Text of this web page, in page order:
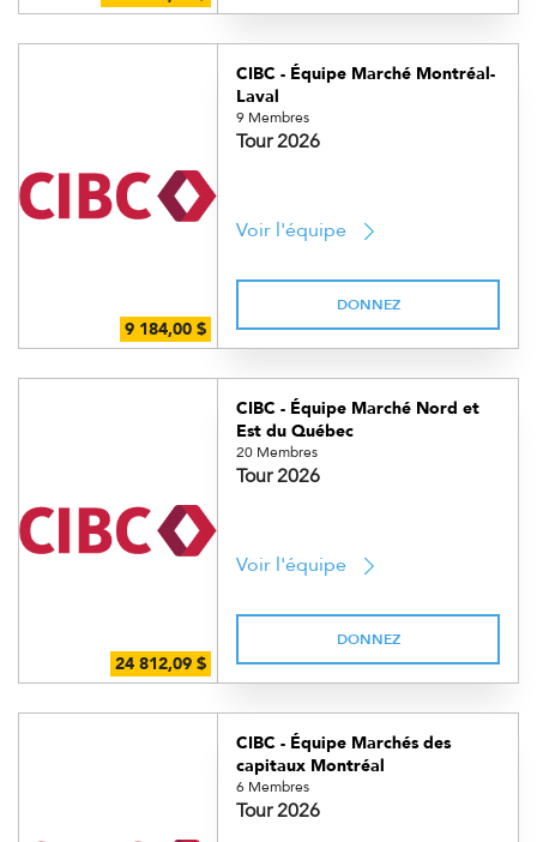
CIBC - Équipe Marché Montréal-
Laval
9 Membres
Tour 2026
Voir l'équipe
DONNEZ
CIBC - Équipe Marché Nord et
Est du Québec
20 Membres
Tour 2026
Voir l'équipe
DONNEZ
CIBC - Équipe Marchés des
capitaux Montréal
6 Membres
Tour 2026